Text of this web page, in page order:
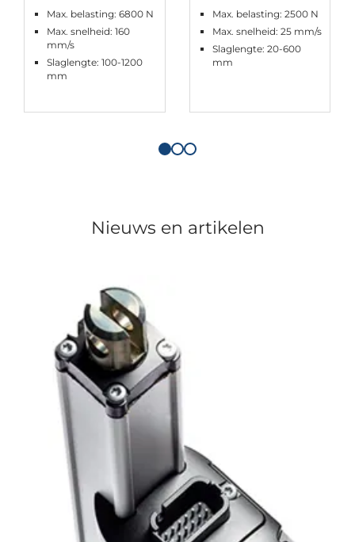
Max. belasting: 6800 N
Max. snelheid: 160
mm/s
Slaglengte: 100-1200
mm
Max. belasting: 2500 N
Max. snelheid: 25 mm/s
Slaglengte: 20-600
mm
Nieuws en artikelen